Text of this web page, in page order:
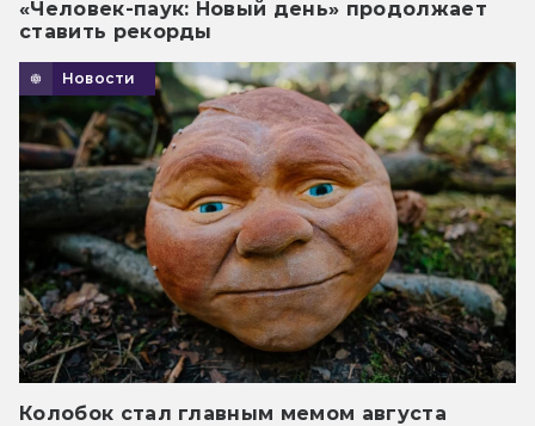
«Человек-паук: Новый день» продолжает
ставить рекорды
Новости
Колобок стал главным мемом августа